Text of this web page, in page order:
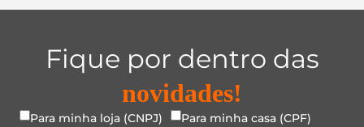
Fique por dentro das
novidades!
Para minha loja (CNPJ) Para minha casa (CPF)